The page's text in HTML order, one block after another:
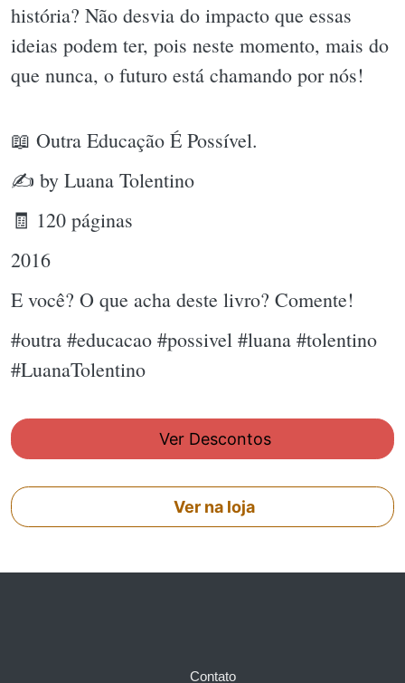
história? Não desvia do impacto que essas
ideias podem ter, pois neste momento, mais do
que nunca, o futuro está chamando por nós!
📖 Outra Educação É Possível.
✍ by Luana Tolentino
🧾 120 páginas
2016
E você? O que acha deste livro? Comente!
#outra #educacao #possivel #luana #tolentino
#LuanaTolentino
Ver Descontos
Ver na loja
Contato